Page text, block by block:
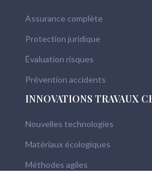
Assurance complète
Protection juridique
Évaluation risques
Prévention accidents
INNOVATIONS TRAVAUX
Nouvelles technologies
Matériaux écologiques
Méthodes agiles